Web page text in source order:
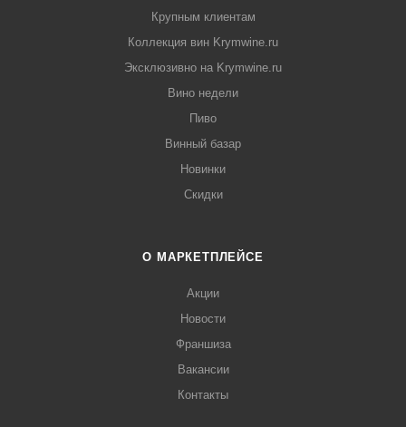
Крупным клиентам
Коллекция вин Krymwine.ru
Эксклюзивно на Krymwine.ru
Вино недели
Пиво
Винный базар
Новинки
Скидки
О МАРКЕТПЛЕЙСЕ
Акции
Новости
Франшиза
Вакансии
Контакты